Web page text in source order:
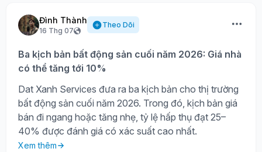
Đình Thành
16 Thg 07
Theo Dõi
Ba kịch bản bất động sản cuối năm 2026: Giá nhà
có thể tăng tới 10%
Dat Xanh Services đưa ra ba kịch bản cho thị trường
bất động sản cuối năm 2026. Trong đó, kịch bản giá
bán đi ngang hoặc tăng nhẹ, tỷ lệ hấp thụ đạt 25–
40% được đánh giá có xác suất cao nhất.
Xem thêm